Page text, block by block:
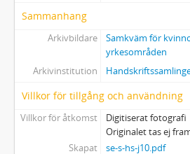
Sammanhang
Arkivbildare
Samkväm för
yrkesområden
Arkivinstitution
Villkor för tillgång och användning
Villkor för åtkomst
Digitiserat fotografi
Originalet tas ej
Skapat
se-s-hs-j10.pdf